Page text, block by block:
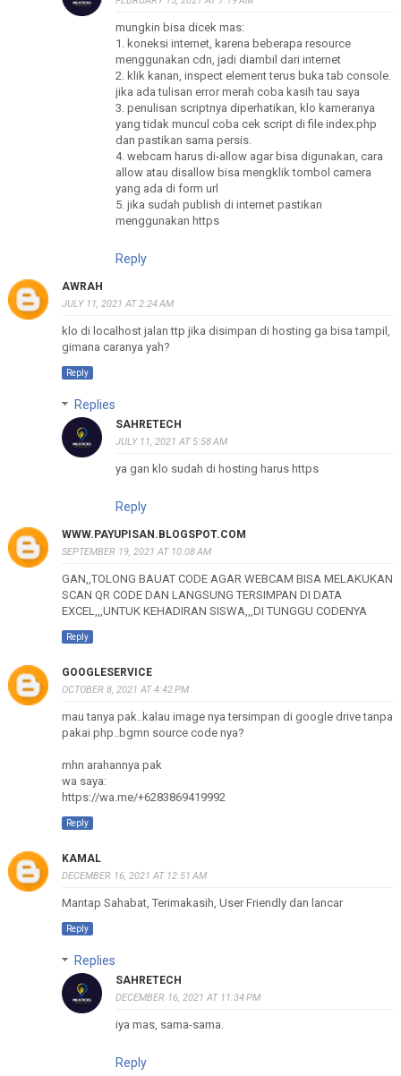
mungkin bisa dicek mas:
1. koneksi internet, karena beberapa resource
menggunakan cdn, jadi diambil dari internet
2. klik kanan, inspect element terus buka tab console.
jika ada tulisan error merah coba kasih tau saya
3. penulisan scriptnya diperhatikan, klo kameranya
yang tidak muncul coba cek script di file index.php
dan pastikan sama persis.
4. webcam harus di-allow agar bisa digunakan, cara
allow atau disallow bisa mengklik tombol camera
yang ada di form url
5. jika sudah publish di internet pastikan
menggunakan https
Reply
AWRAH
JULY 11, 2021 AT 2:24 AM
klo di localhost jalan ttp jika disimpan di hosting ga bisa tampil,
gimana caranya yah?
Reply
Replies
SAHRETECH
JULY 11, 2021 AT 5:58 AM
ya gan klo sudah di hosting harus https
Reply
WWW.PAYUPISAN.BLOGSPOT.COM
SEPTEMBER 19, 2021 AT 10:08 AM
GAN,,TOLONG BAUAT CODE AGAR WEBCAM BISA MELAKUKAN
SCAN QR CODE DAN LANGSUNG TERSIMPAN DI DATA
EXCEL,,,UNTUK KEHADIRAN SISWA,,,DI TUNGGU CODENYA
Reply
GOOGLESERVICE
OCTOBER 8, 2021 AT 4:42 PM
mau tanya pak..kalau image nya tersimpan di google drive tanpa
pakai php..bgmn source code nya?
mhn arahannya pak
wa saya:
https://wa.me/+6283869419992
Reply
KAMAL
DECEMBER 16, 2021 AT 12:51 AM
Mantap Sahabat, Terimakasih, User Friendly dan lancar
Reply
Replies
SAHRETECH
DECEMBER 16, 2021 AT 11:34 PM
iya mas, sama-sama.
Reply